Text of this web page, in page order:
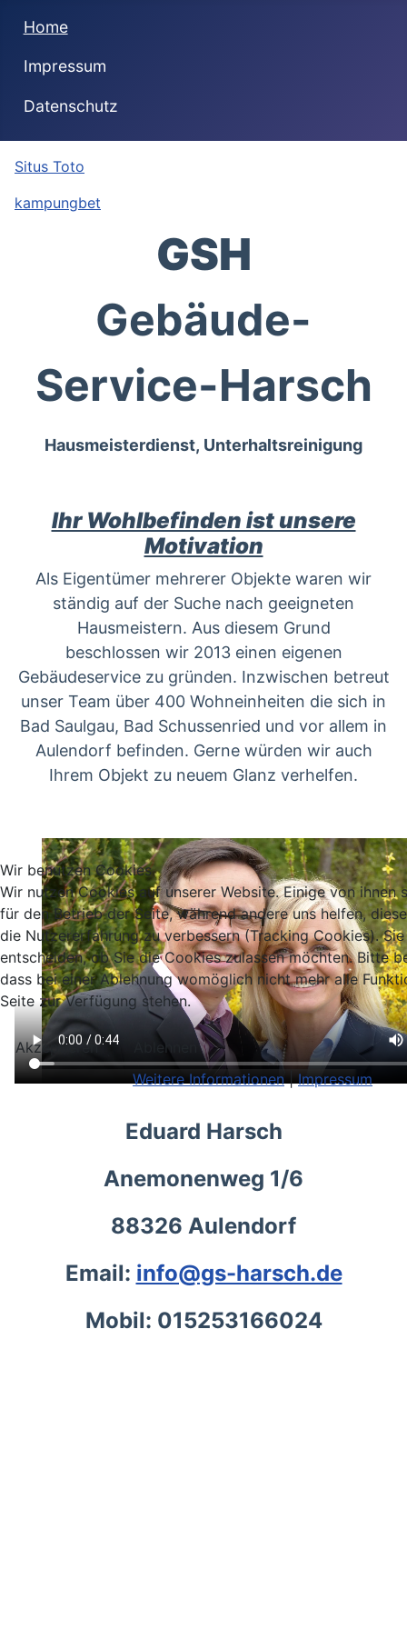
Home
Impressum
Datenschutz
Situs Toto
kampungbet
GSH
Gebäude-
Service-Harsch
Hausmeisterdienst, Unterhaltsreinigung
Ihr Wohlbefinden ist unsere
Motivation
Als Eigentümer mehrerer Objekte waren wir
ständig auf der Suche nach geeigneten
Hausmeistern. Aus diesem Grund
beschlossen wir 2013 einen eigenen
Gebäudeservice zu gründen. Inzwischen betreut
unser Team über 400 Wohneinheiten die sich in
Bad Saulgau, Bad Schussenried und vor allem in
Aulendorf befinden. Gerne würden wir auch
Ihrem Objekt zu neuem Glanz verhelfen.
Eduard Harsch
Anemonenweg 1/6
88326 Aulendorf
Email: info@gs-harsch.de
Mobil: 015253166024
Wir benutzen Cookies
Wir nutzen Cookies auf unserer Website. Einige von ihnen
für den Betrieb der Seite, während andere uns helfen,
die Nutzererfahrung zu verbessern (Tracking Cookies).
entscheiden, ob Sie die Cookies zulassen möchten. Bitte
dass bei einer Ablehnung womöglich nicht mehr alle
Seite zur Verfügung stehen.
Akzeptieren
Ablehnen
Weitere Informationen|Impressum